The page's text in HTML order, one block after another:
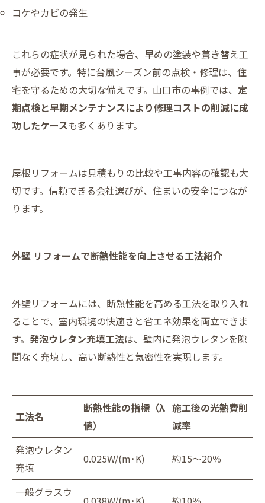
コケやカビの発生
これらの症状が見られた場合、早めの塗装や葺き替え工
事が必要です。特に台風シーズン前の点検・修理は、住
宅を守るための大切な備えです。山口市の事例では、 定
期点検と早期メンテナンスにより修理コストの削減に成
功したケースも多くあります。
屋根リフォームは見積もりの比較や工事内容の確認も大
切です。信頼できる会社選びが、住まいの安全につなが
ります。
外壁 リフォームで断熱性能を向上させる工法紹介
外壁リフォームには、断熱性能を高める工法を取り入れ
ることで、室内環境の快適さと省エネ効果を両立できま
す。 発泡ウレタン充填工法は、壁内に発泡ウレタンを隙
間なく充填し、高い断熱性と気密性を実現します。
工法名
断熱性能の指標（λ
値）
施工後の光熱費削
減率
発泡ウレタン
充填
0.025W/(m･K) 約15～20％
一般グラスウ